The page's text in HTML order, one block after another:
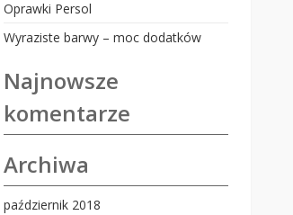
Oprawki Persol
Wyraziste barwy – moc dodatków
Najnowsze
komentarze
Archiwa
październik 2018